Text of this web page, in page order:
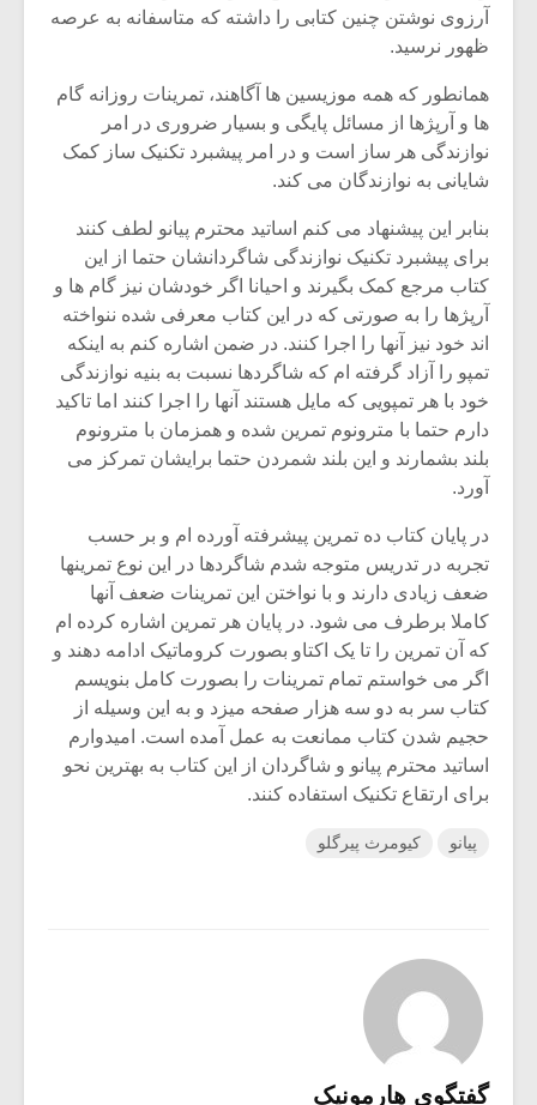
آرزوی نوشتن چنین کتابی را داشته که متاسفانه به عرصه
ظهور نرسید.
همانطور که همه موزیسین ها آگاهند، تمرینات روزانه گام
ها و آرپژها از مسائل پایگی و بسیار ضروری در امر
نوازندگی هر ساز است و در امر پیشبرد تکنیک ساز کمک
شایانی به نوازندگان می کند.
بنابر این پیشنهاد می کنم اساتید محترم پیانو لطف کنند
برای پیشبرد تکنیک نوازندگی شاگردانشان حتما از این
کتاب مرجع کمک بگیرند و احیانا اگر خودشان نیز گام ها و
آرپژها را به صورتی که در این کتاب معرفی شده ننواخته
اند خود نیز آنها را اجرا کنند. در ضمن اشاره کنم به اینکه
تمپو را آزاد گرفته ام که شاگردها نسبت به بنیه نوازندگی
خود با هر تمپویی که مایل هستند آنها را اجرا کنند اما تاکید
دارم حتما با مترونوم تمرین شده و همزمان با مترونوم
بلند بشمارند و این بلند شمردن حتما برایشان تمرکز می
آورد.
در پایان کتاب ده تمرین پیشرفته آورده ام و بر حسب
تجربه در تدریس متوجه شدم شاگردها در این نوع تمرینها
ضعف زیادی دارند و با نواختن این تمرینات ضعف آنها
کاملا برطرف می شود. در پایان هر تمرین اشاره کرده ام
که آن تمرین را تا یک اکتاو بصورت کروماتیک ادامه دهند و
اگر می خواستم تمام تمرینات را بصورت کامل بنویسم
کتاب سر به دو سه هزار صفحه میزد و به این وسیله از
حجیم شدن کتاب ممانعت به عمل آمده است. امیدوارم
اساتید محترم پیانو و شاگردان از این کتاب به بهترین نحو
برای ارتقاع تکنیک استفاده کنند.
پیانو کیومرث پیرگلو
گفتگوی هارمونیک